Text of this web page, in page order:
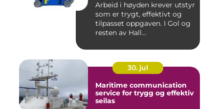
Arbeid i høyden krever utstyr
som er trygt, effektivt og
tilpasset oppgaven. I Gol og
resten av Hall...
30. jul
Maritime communication
service for trygg og effektiv
seilas